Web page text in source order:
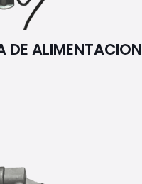
ALIMENTACION